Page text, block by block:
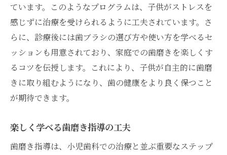
ています。このようなプログラムは、子供がストレスを
感じずに治療を受けられるように工夫されています。さ
らに、診療後には歯ブラシの選び方や使い方を学べるセ
ッションも用意されており、家庭での歯磨きを楽しくす
るコツを伝授します。これにより、子供が自主的に歯磨
きに取り組むようになり、歯の健康をより良く保つこと
が期待できます。
楽しく学べる歯磨き指導の工夫
歯磨き指導は、小児歯科での治療と並ぶ重要なステップ